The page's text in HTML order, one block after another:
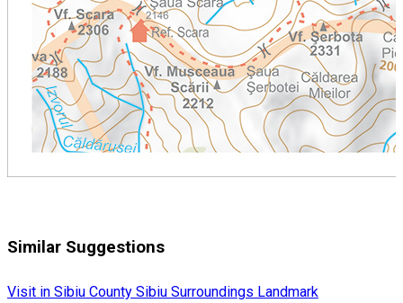
Similar Suggestions
Visit in Sibiu County Sibiu Surroundings Landmark